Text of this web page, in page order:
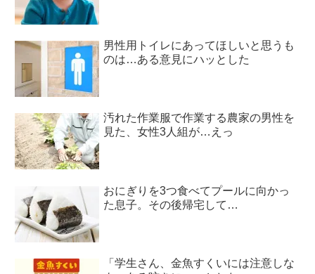
男性用トイレにあってほしいと思うも
のは…ある意見にハッとした
汚れた作業服で作業する農家の男性を
見た、女性3人組が…えっ
おにぎりを3つ食べてプールに向かっ
た息子。その後帰宅して…
「学生さん、金魚すくいには注意しな